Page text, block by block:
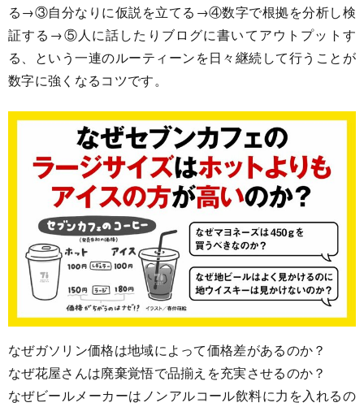
る→③自分なりに仮説を立てる→④数字で根拠を分析し検
証する→⑤人に話したりブログに書いてアウトプットす
る、という一連のルーティーンを日々継続して行うことが
数字に強くなるコツです。
なぜガソリン価格は地域によって価格差があるのか？
なぜ花屋さんは廃棄覚悟で品揃えを充実させるのか？
なぜビールメーカーはノンアルコール飲料に力を入れるの